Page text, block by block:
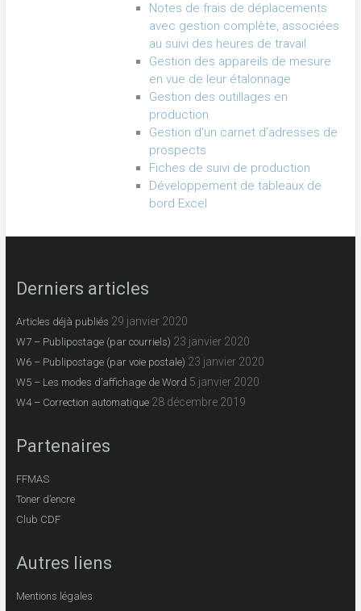
Notes de frais de déplacements
avec gestion complète, associées
au suivi des heures de travail
Gestion des appareils de mesure
en vue de leur étalonnage
Gestion des outillages en
production
Gestion d’un carnet d’adresses de
prospects
Fiches de suivi de production
Développement de tableaux de
bord Excel
Derniers articles
Articles déjà publiés 29 janvier 2020
W7 – Publipostage (par courriels) 23 janvier 2020
W6 – Publipostage (par voie postale) 23 janvier 2020
W5 – Les modes d’affichage de Word 5 janvier 2020
W4 – Correction automatique 28 décembre 2019
Partenaires
FFMAS
Toner d’encre
Club CDF
Autres liens
Mentions légales